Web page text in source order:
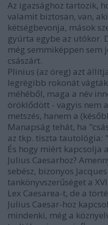
Az igazsághoz tartozik,
valamit biztosan, van,
kétségbevonja, mások
gyúrta egybe az utókor.
még semmiképpen sem
császárt.
Plinius (az öreg) azt
legrégibb rokonát
méhéből, maga a név
öröklődött - vagyis nem
metszés, hanem a
Manapság tehát, ha
az tkp. tiszta tautológia:
És hogy miért kapcsolja
Julius Caesarhoz?
sebész, bizonyos
tankönyvszerűséget a
Lex Caesarea-t, de a
Julius Caesar-hoz
mindenki, még a